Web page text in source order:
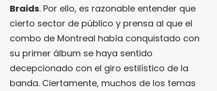
Braids. Por ello, es razonable entender que
cierto sector de público y prensa al que el
combo de Montreal había conquistado con
su primer álbum se haya sentido
decepcionado con el giro estilístico de la
banda. Ciertamente, muchos de los temas